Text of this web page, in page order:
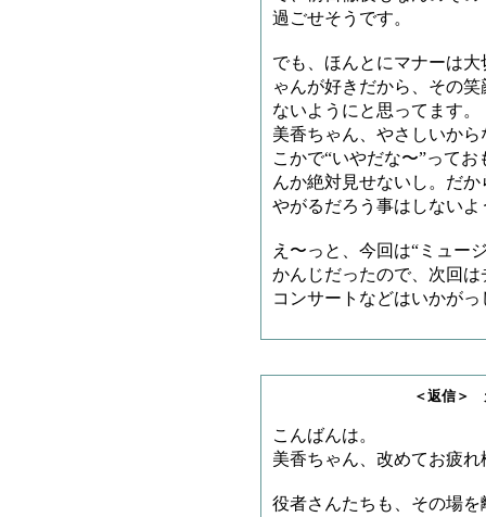
過ごせそうです。
でも、ほんとにマナーは
ゃんが好きだから、その
ないようにと思ってます。
美香ちゃん、やさしいか
こかで“いやだな〜”って
んか絶対見せないし。だ
やがるだろう事はしない
え〜っと、今回は“ミュー
かんじだったので、次回
コンサートなどはいかがっ
＜返信＞ 天龍司魄
こんばんは。
美香ちゃん、改めてお疲
役者さんたちも、その場